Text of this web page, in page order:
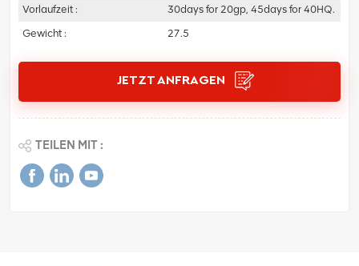
Vorlaufzeit :
30days for 20gp, 45days for 40HQ.
Gewicht :
27.5
JETZT ANFRAGEN
TEILEN MIT :